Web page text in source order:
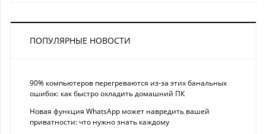
ПОПУЛЯРНЫЕ НОВОСТИ
90% компьютеров перегреваются из-за этих банальных
ошибок: как быстро охладить домашний ПК
Новая функция WhatsApp может навредить вашей
приватности: что нужно знать каждому